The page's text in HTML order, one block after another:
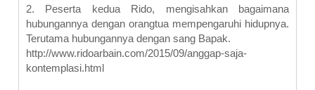
2.
Peserta kedua Rido, mengisahkan bagaimana
hubungannya dengan orangtua mempengaruhi hidupnya.
Terutama hubungannya dengan sang Bapak.
http://www.ridoarbain.com/2015/09/anggap-saja-
kontemplasi.html